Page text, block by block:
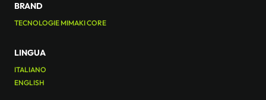
BRAND
TECNOLOGIE MIMAKI CORE
LINGUA
ITALIANO
ENGLISH